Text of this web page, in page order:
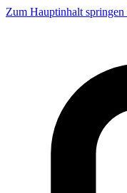
Zum Hauptinhalt springen